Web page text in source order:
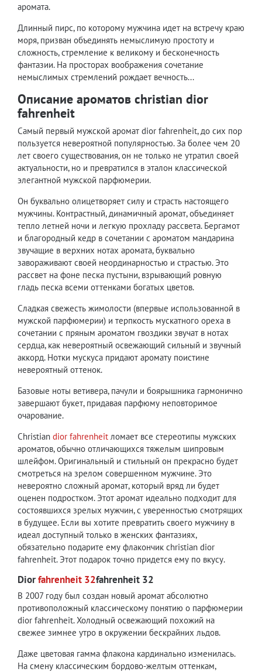
аромата.
Длинный пирс, по которому мужчина идет на встречу краю
моря, призван объединять немыслимую простоту и
сложность, стремление к великому и бесконечность
фантазии. На просторах воображения сочетание
немыслимых стремлений рождает вечность...
Описание ароматов christian dior
fahrenheit
Самый первый мужской аромат dior fahrenheit, до сих пор
пользуется невероятной популярностью. За более чем 20
лет своего существования, он не только не утратил своей
актуальности, но и превратился в эталон классической
элегантной мужской парфюмерии.
Он буквально олицетворяет силу и страсть настоящего
мужчины. Контрастный, динамичный аромат, объединяет
тепло летней ночи и легкую прохладу рассвета. Бергамот
и благородный кедр в сочетании с ароматом мандарина
звучащие в верхних нотах аромата, буквально
завораживают своей неординарностью и страстью. Это
рассвет на фоне песка пустыни, взрывающий ровную
гладь песка всеми оттенками богатых цветов.
Сладкая свежесть жимолости (впервые использованной в
мужской парфюмерии) и терпкость мускатного ореха в
сочетании с пряным ароматом гвоздики звучат в нотах
сердца, как невероятный освежающий сильный и звучный
аккорд. Нотки мускуса придают аромату поистине
невероятный оттенок.
Базовые ноты ветивера, пачули и боярышника гармонично
завершают букет, придавая парфюму неповторимое
очарование.
Сhristian dior fahrenheit ломает все стереотипы мужских
ароматов, обычно отличающихся тяжелым шипровым
шлейфом. Оригинальный и стильный он прекрасно будет
смотреться на зрелом совершенном мужчине. Это
невероятно сложный аромат, который вряд ли будет
оценен подростком. Этот аромат идеально подходит для
состоявшихся зрелых мужчин, с уверенностью смотрящих
в будущее. Если вы хотите превратить своего мужчину в
идеал доступный только в женских фантазиях,
обязательно подарите ему флакончик christian dior
fahrenheit. Этот подарок точно придется ему по вкусу.
Diorfahrenheit 32fahrenheit 32
В 2007 году был создан новый аромат абсолютно
противоположный классическому понятию о парфюмерии
dior fahrenheit. Холодный освежающий похожий на
свежее зимнее утро в окружении бескрайних льдов.
Даже цветовая гамма флакона кардинально изменилась.
На смену классическим бордово-желтым оттенкам,